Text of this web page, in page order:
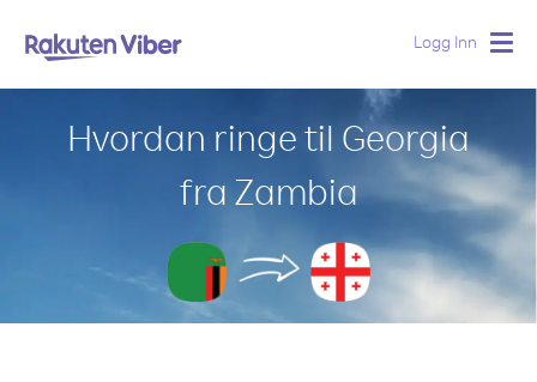
Logg Inn
Hvordan ringe til Georgia
fra Zambia